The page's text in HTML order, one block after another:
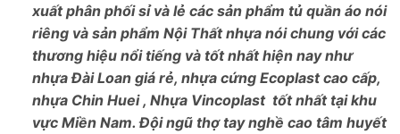
xuất phân phối sỉ và lẻ các sản phẩm tủ quần áo nói
riêng và sản phẩm Nội Thất nhựa nói chung với các
thương hiệu nổi tiếng và tốt nhất hiện nay như
nhựa Đài Loan giá rẻ, nhựa cứng Ecoplast cao cấp,
nhựa Chin Huei , Nhựa Vincoplast tốt nhất tại khu
vực Miền Nam. Đội ngũ thợ tay nghề cao tâm huyết